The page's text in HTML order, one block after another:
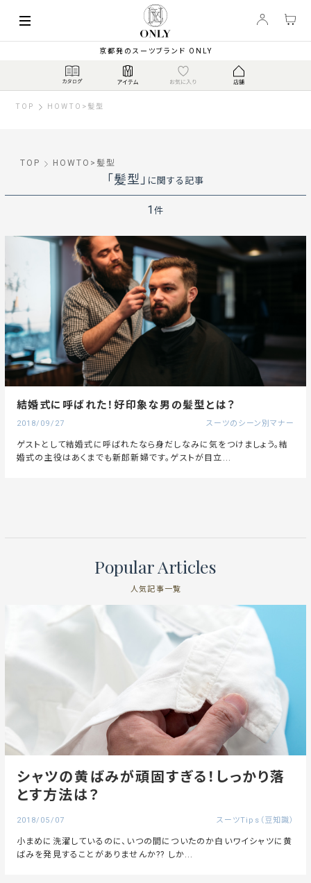
京都発のスーツブランド ONLY
TOP HOWTO > 髪型
TOP HOWTO > 髪型
「髪型」 に関する記事
1 件
結婚式に呼ばれた！好印象な男の髪型とは？
2018/09/27 スーツのシーン別マナー
ゲストとして結婚式に呼ばれたなら身だしなみに気をつけましょう。結
婚式の主役はあくまでも新郎新婦です。ゲストが目立...
Popular Articles
人気記事一覧
シャツの黄ばみが頑固すぎる！しっかり落
とす方法は？
2018/05/07 スーツTips（豆知識）
小まめに洗濯しているのに、いつの間についたのか白いワイシャツに黄
ばみを発見することがありませんか?? しか...